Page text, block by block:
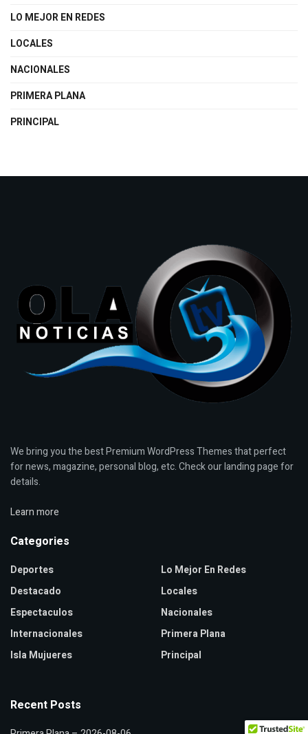
LO MEJOR EN REDES
LOCALES
NACIONALES
PRIMERA PLANA
PRINCIPAL
We bring you the best Premium WordPress Themes that perfect
for news, magazine, personal blog, etc. Check our landing page for
details.
Learn more
Categories
Deportes
Destacado
Espectaculos
Internacionales
Isla Mujueres
Lo Mejor En Redes
Locales
Nacionales
Primera Plana
Principal
Recent Posts